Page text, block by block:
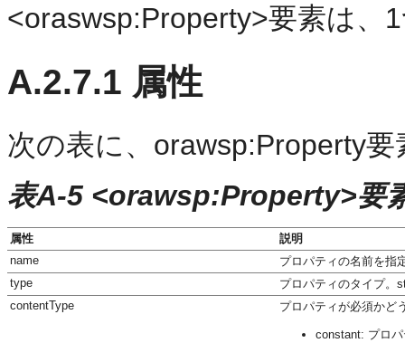
<oraswsp:Property>要素は、
A.2.7.1 属性
次の表に、orawsp:Property
表A-5 <orawsp:Property>要
属性
説明
name
プロパティの名前を指
type
プロパティのタイプ。
contentType
プロパティが必須かど
constant: プロ